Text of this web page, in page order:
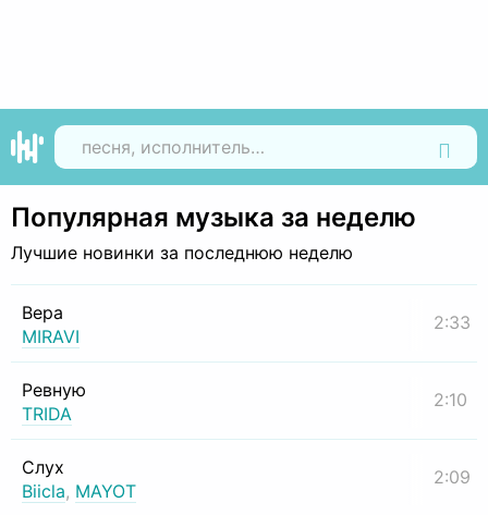
Популярная музыка за неделю
Лучшие новинки за последнюю неделю
Вера
MIRAVI
2:33
Ревную
TRIDA
2:10
Слух
Biicla, MAYOT
2:09